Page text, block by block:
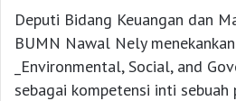
Deputi Bidang Keuangan dan
BUMN Nawal Nely
_Environmental, Social, and
sebagai kompetensi inti sebuah